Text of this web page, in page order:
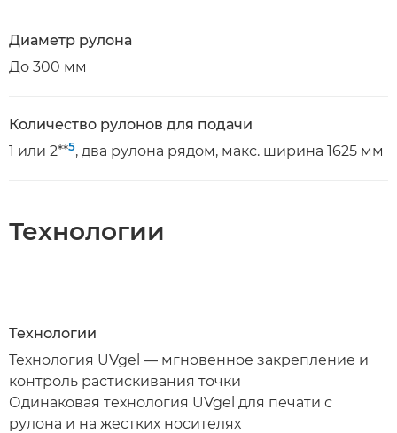
Диаметр рулона
До 300 мм
Количество рулонов для подачи
1 или 2**5, два рулона рядом, макс. ширина 1625 мм
Технологии
Технологии
Технология UVgel — мгновенное закрепление и
контроль растискивания точки
Одинаковая технология UVgel для печати с
рулона и на жестких носителях